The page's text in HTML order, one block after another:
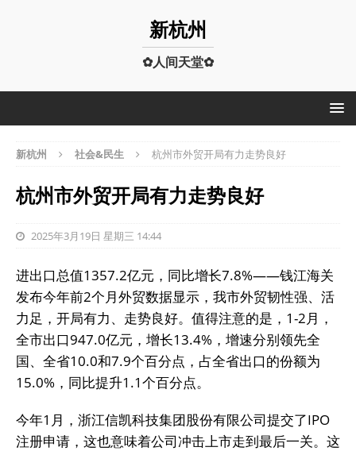
新杭州
✿人间天堂✿
新杭州 社会&民生 杭州市外贸开局有力走势良好
杭州市外贸开局有力走势良好
2025年3月19日 星期三 14:44
进出口总值1357.2亿元，同比增长7.8%——钱江海关
发布今年前2个月外贸数据显示，我市外贸韧性强、活
力足，开局有力、走势良好。值得注意的是，1-2月，
全市出口947.0亿元，增长13.4%，增速分别领先全
国、全省10.0和7.9个百分点，占全省出口的份额为
15.0%，同比提升1.1个百分点。
今年1月，浙江信凯科技集团股份有限公司提交了IPO
注册申请，这也意味着公司冲击上市走到最后一关。这